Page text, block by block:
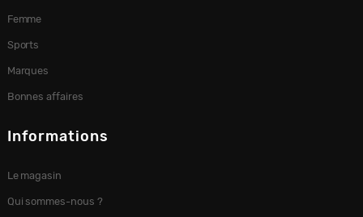
Femme
Sports
Marques
Bonnes affaires
Informations
Le magasin
Qui sommes-nous ?